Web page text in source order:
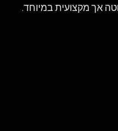
אך מקצועית במיוחד.